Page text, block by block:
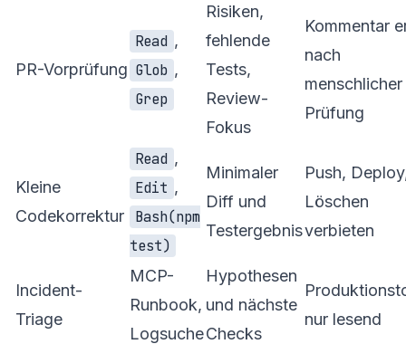
PR-Vorprüfung
Read ,
Glob ,
Grep
Risiken,
fehlende
Tests,
Review-
Fokus
Kommentar
nach
menschlicher
Prüfung
Kleine
Codekorrektur
Read ,
Edit ,
Bash(npm
test)
Minimaler
Diff und
Testergebnis
Push,
Löschen
verbieten
Incident-
Triage
MCP-
Runbook,
Logsuche
Hypothesen
und nächste
Checks
nur lesend